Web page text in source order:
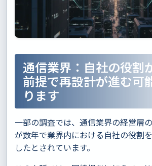
通信業界：自社の役割
前提で再設計が進む可
ります
一部の調査では、通信業界の経営層
が数年で業界内における自社の役割
したとされています。